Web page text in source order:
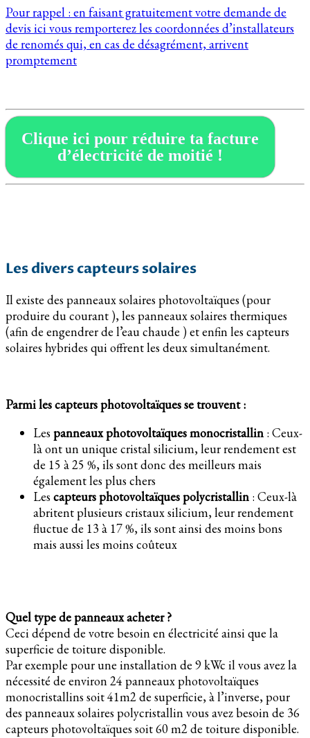
Pour rappel : en faisant gratuitement votre demande de
devis ici vous remporterez les coordonnées d’installateurs
de renomés qui, en cas de désagrément, arrivent
promptement
Clique ici pour réduire ta facture
d’électricité de moitié !
Les divers capteurs solaires
Il existe des panneaux solaires photovoltaïques (pour
produire du courant ), les panneaux solaires thermiques
(afin de engendrer de l’eau chaude ) et enfin les capteurs
solaires hybrides qui offrent les deux simultanément.
Parmi les capteurs photovoltaïques se trouvent :
Les panneaux photovoltaïques monocristallin : Ceux-
là ont un unique cristal silicium, leur rendement est
de 15 à 25 %, ils sont donc des meilleurs mais
également les plus chers
Les capteurs photovoltaïques polycristallin : Ceux-là
abritent plusieurs cristaux silicium, leur rendement
fluctue de 13 à 17 %, ils sont ainsi des moins bons
mais aussi les moins coûteux
Quel type de panneaux acheter ?
Ceci dépend de votre besoin en électricité ainsi que la
superficie de toiture disponible.
Par exemple pour une installation de 9 kWc il vous avez la
nécessité de environ 24 panneaux photovoltaïques
monocristallins soit 41m2 de superficie, à l’inverse, pour
des panneaux solaires polycristallin vous avez besoin de 36
capteurs photovoltaïques soit 60 m2 de toiture disponible.